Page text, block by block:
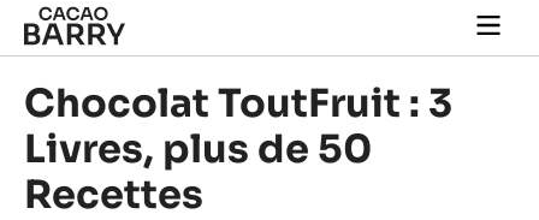
Skip to main content
main
Chocolat ToutFruit : 3
Livres, plus de 50
Recettes